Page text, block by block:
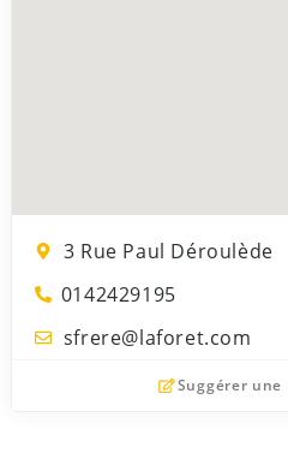
3 Rue Paul Déroulède
0142429195
sfrere@laforet.com
Suggérer